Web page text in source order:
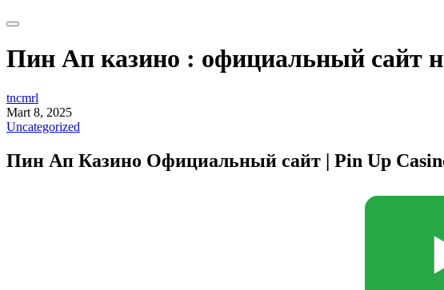
Пин Ап казино : официальный сайт
tncmrl
Mart 8, 2025
Uncategorized
Пин Ап Казино Официальный сайт | Pin Up